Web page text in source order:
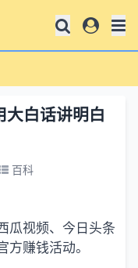
大白话讲明白
百科
瓜视频、今日头条
赚钱活动。